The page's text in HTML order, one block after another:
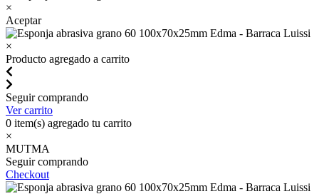
×
Aceptar
×
Producto agregado a carrito
Seguir comprando
Ver carrito
0 item(s) agregado tu carrito
×
MUTMA
Seguir comprando
Checkout